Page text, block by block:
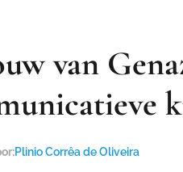
van
Plinio Corrêa de Oliveira